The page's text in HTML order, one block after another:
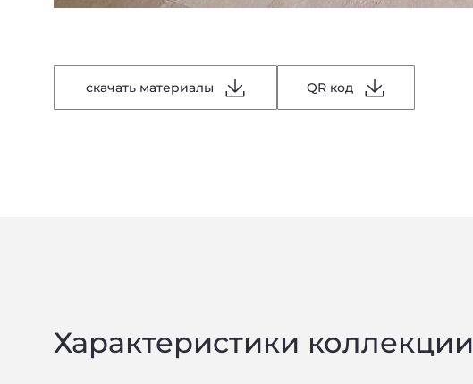
скачать материалы QR код
Характеристики коллекции